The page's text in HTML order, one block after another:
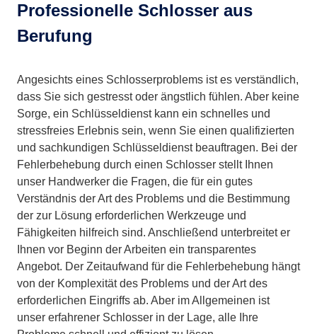
Professionelle Schlosser aus
Berufung
Angesichts eines Schlosserproblems ist es verständlich,
dass Sie sich gestresst oder ängstlich fühlen. Aber keine
Sorge, ein Schlüsseldienst kann ein schnelles und
stressfreies Erlebnis sein, wenn Sie einen qualifizierten
und sachkundigen Schlüsseldienst beauftragen. Bei der
Fehlerbehebung durch einen Schlosser stellt Ihnen
unser Handwerker die Fragen, die für ein gutes
Verständnis der Art des Problems und die Bestimmung
der zur Lösung erforderlichen Werkzeuge und
Fähigkeiten hilfreich sind. Anschließend unterbreitet er
Ihnen vor Beginn der Arbeiten ein transparentes
Angebot. Der Zeitaufwand für die Fehlerbehebung hängt
von der Komplexität des Problems und der Art des
erforderlichen Eingriffs ab. Aber im Allgemeinen ist
unser erfahrener Schlosser in der Lage, alle Ihre